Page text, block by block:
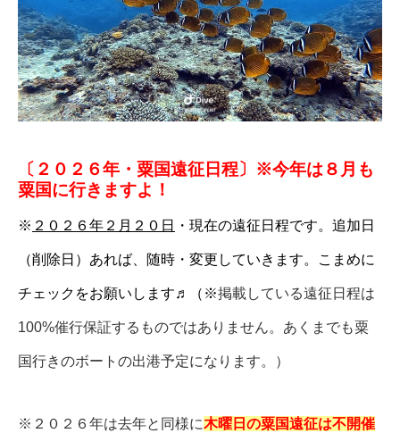
〔２０２６年・粟国遠征日程〕※今年は８月も
粟国に行きますよ！
※ ２０２６年２月２０日 ・現在の遠征日程です。追加日
（削除日）あれば、随時・変更していきます。こまめに
チェックをお願いします♬（※掲載している遠征日程は
100%催行保証するものではありません。あくまでも粟
国行きのボートの出港予定になります。）
※２０２６年は去年と同様に木曜日の粟国遠征は不開催